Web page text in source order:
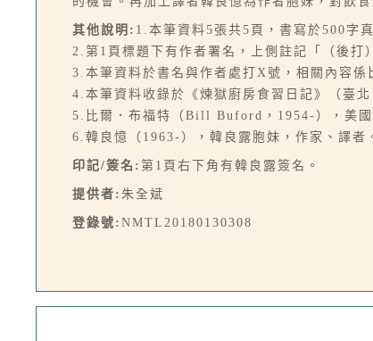
其他說明: 1.本筆資料5張共5頁，書寫於500字
2.第1頁標題下有作者署名，上側註記「（後打
3.本筆資料於書名與作者處打X號，相關內容係
4.本筆資料收錄於《煉獄廚房食習日記》（臺
5.比爾．布福特（Bill Buford，1954-），美國
6.韓良憶（1963-），韓良露胞妹，作家、譯者
印記/簽名: 第1頁右下角有韓良露簽名。
提供者: 朱全斌
登錄號: NMTL20180130308